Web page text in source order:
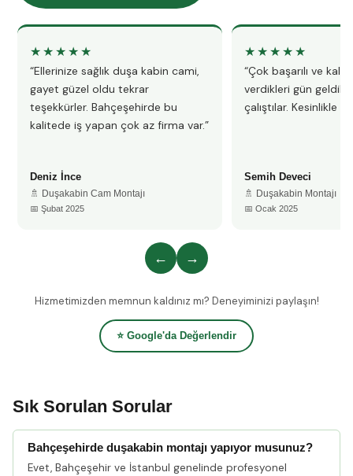
★★★★★
“Ellerinize sağlık duşa kabin cami,
gayet güzel oldu tekrar
teşekkürler. Bahçeşehirde bu
kalitede iş yapan çok az firma var.”
Deniz İnce
🚿 Duşakabin Cam Montajı
📅 Şubat 2025
★★★★★
“Çok başarılı ve
verdikleri gün
çalıştılar. Kesinlikle
Semih Deveci
🚿 Duşakabin Montajı
📅 Ocak 2025
← →
Hizmetimizden memnun kaldınız mı? Deneyiminizi paylaşın!
⭐ Google'da Değerlendir
Sık Sorulan Sorular
Bahçeşehirde duşakabin montajı yapıyor musunuz?
Evet, Bahçeşehir ve İstanbul genelinde profesyonel